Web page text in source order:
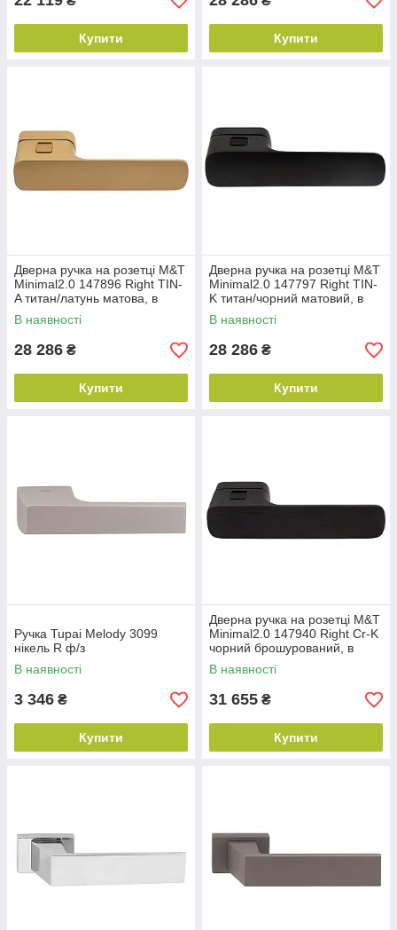
Купити Купити
Дверна ручка на розетці M&T
Minimal2.0 147896 Right TIN-
A титан/латунь матова, в
комплекті з WC
В наявності
28 286 ₴
Купити
Дверна ручка на розетці M&T
Minimal2.0 147797 Right TIN-
K титан/чорний матовий, в
комплекті з WC
В наявності
28 286 ₴
Купити
Ручка Tupai Melody 3099
нікель R ф/з
В наявності
3 346 ₴
Купити
Дверна ручка на розетці M&T
Minimal2.0 147940 Right Cr-K
чорний брошурований, в
комплекті з WC
В наявності
31 655 ₴
Купити